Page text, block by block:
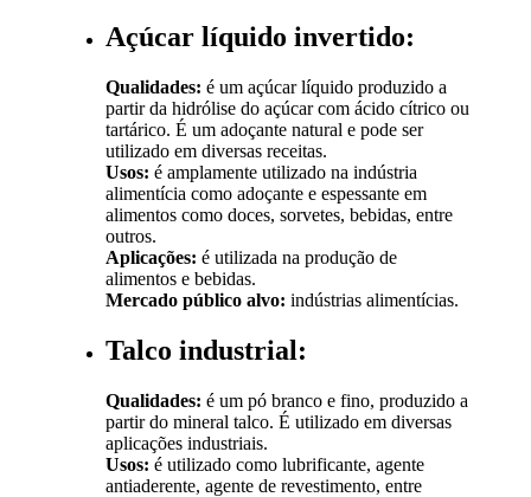
Açúcar líquido invertido:
Qualidades: é um açúcar líquido produzido a
partir da hidrólise do açúcar com ácido cítrico ou
tartárico. É um adoçante natural e pode ser
utilizado em diversas receitas.
Usos: é amplamente utilizado na indústria
alimentícia como adoçante e espessante em
alimentos como doces, sorvetes, bebidas, entre
outros.
Aplicações: é utilizada na produção de
alimentos e bebidas.
Mercado público alvo: indústrias alimentícias.
Talco industrial:
Qualidades: é um pó branco e fino, produzido a
partir do mineral talco. É utilizado em diversas
aplicações industriais.
Usos: é utilizado como lubrificante, agente
antiaderente, agente de revestimento, entre